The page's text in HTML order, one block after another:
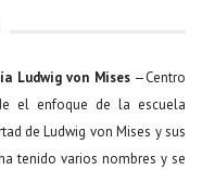
Ludwig von Mises—Centro
el enfoque de la escuela
de Ludwig von Mises y sus
tenido varios nombres y se